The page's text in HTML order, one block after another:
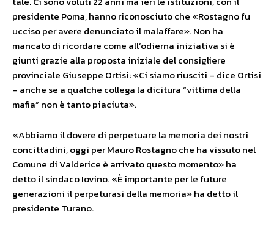
presidente Poma, hanno riconosciuto che «Rostagno fu
ucciso per avere denunciato il malaffare». Non ha
mancato di ricordare come all’odierna iniziativa si è
giunti grazie alla proposta iniziale del consigliere
provinciale Giuseppe Ortisi: «Ci siamo riusciti – dice Ortisi
– anche se a qualche collega la dicitura “vittima della
mafia” non è tanto piaciuta».
«Abbiamo il dovere di perpetuare la memoria dei nostri
concittadini, oggi per Mauro Rostagno che ha vissuto nel
Comune di Valderice è arrivato questo momento» ha
detto il sindaco Iovino. «È importante per le future
generazioni il perpeturasi della memoria» ha detto il
presidente Turano.